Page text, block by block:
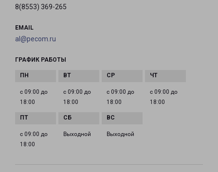
8(8553) 369-265
EMAIL
al@pecom.ru
ГРАФИК РАБОТЫ
с 09:00 до
18:00
с 09:00 до
18:00
с 09:00 до
18:00
с 09:00 до
18:00
с 09:00 до
18:00
Выходной Выходной